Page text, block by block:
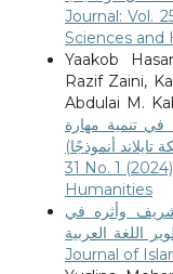
Journal: Vol.
Sciences and
Yaakob
Razif Zaini,
Abdulai M.
في تنمية مهارة
31 No. 1
Humanities
وأثره في
Journal of